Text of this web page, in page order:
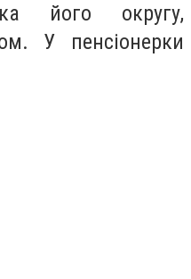
його округу,
У пенсіонерки